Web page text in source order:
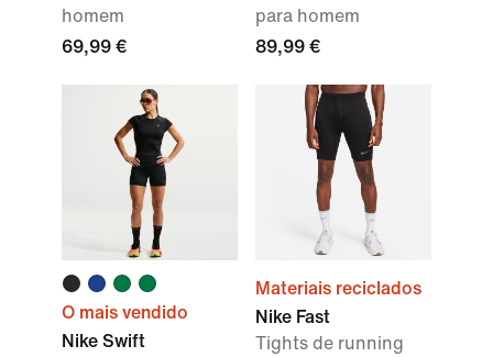
homem
69,99 €
para homem
89,99 €
O mais vendido
Nike Swift
Materiais reciclados
Nike Fast
Tights de running